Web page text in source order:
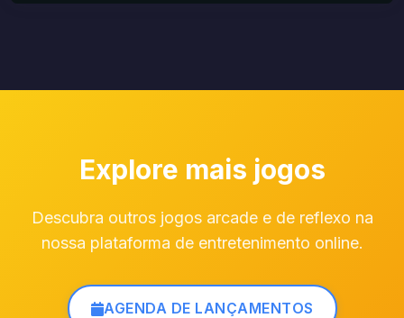
Explore mais jogos
Descubra outros jogos arcade e de reflexo na
nossa plataforma de entretenimento online.
AGENDA DE LANÇAMENTOS